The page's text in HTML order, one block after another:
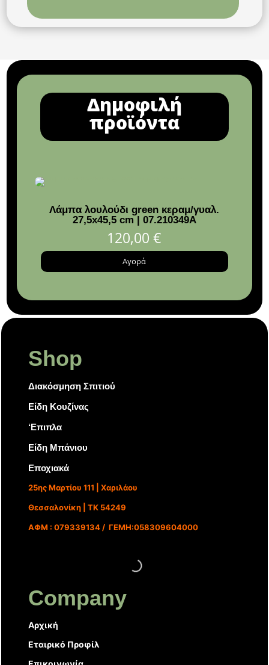
Δημοφιλή
προϊόντα
Λάμπα λουλούδι green κεραμ/γυαλ.
27,5x45,5 cm | 07.210349A
120,00€
Αγορά
Shop
Διακόσμηση Σπιτιού
Είδη Κουζίνας
‘Επιπλα
Είδη Μπάνιου
Εποχιακά
25ης Μαρτίου 111 | Χαριλάου
Θεσσαλονίκη | ΤΚ 54249
ΑΦΜ : 079339134 / ΓΕΜΗ:058309604000
Company
Αρχική
Εταιρικό Προφίλ